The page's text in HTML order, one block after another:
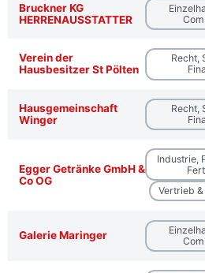
Bruckner KG
HERRENAUSSTATTER
Verein der
Hausbesitzer St Pölten
Recht,
Hausgemeinschaft
Winger
Recht,
Egger Getränke GmbH &
Co OG
Industrie,
Vertrieb
Galerie Maringer